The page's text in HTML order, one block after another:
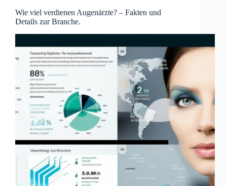
Wie viel verdienen Augenärzte? – Fakten und
Details zur Branche.